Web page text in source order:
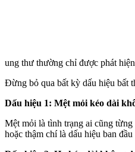
ung thư thường chỉ được phát
Đừng bỏ qua bất kỳ dấu hiệu bất
Dấu hiệu 1: Mệt mỏi kéo dài
Mệt mỏi là tình trạng ai cũng
hoặc thậm chí là dấu hiệu ban